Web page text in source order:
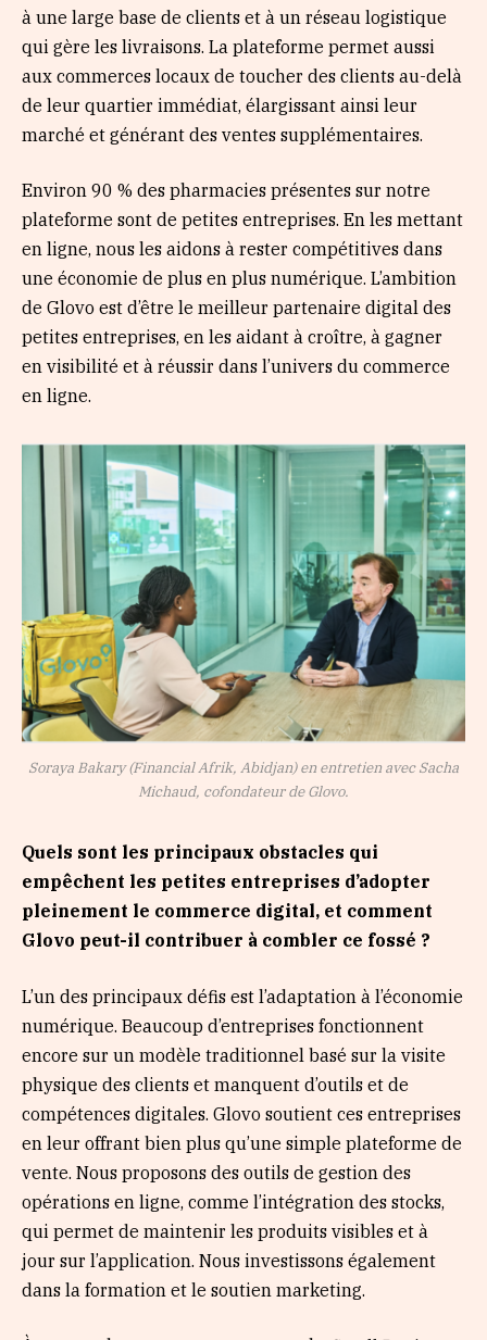
à une large base de clients et à un réseau logistique
qui gère les livraisons. La plateforme permet aussi
aux commerces locaux de toucher des clients au-delà
de leur quartier immédiat, élargissant ainsi leur
marché et générant des ventes supplémentaires.
Environ 90 % des pharmacies présentes sur notre
plateforme sont de petites entreprises. En les mettant
en ligne, nous les aidons à rester compétitives dans
une économie de plus en plus numérique. L’ambition
de Glovo est d’être le meilleur partenaire digital des
petites entreprises, en les aidant à croître, à gagner
en visibilité et à réussir dans l’univers du commerce
en ligne.
Soraya Bakary (Financial Afrik, Abidjan) en entretien avec Sacha
Michaud, cofondateur de Glovo.
Quels sont les principaux obstacles qui
empêchent les petites entreprises d’adopter
pleinement le commerce digital, et comment
Glovo peut-il contribuer à combler ce fossé ?
L’un des principaux défis est l’adaptation à l’économie
numérique. Beaucoup d’entreprises fonctionnent
encore sur un modèle traditionnel basé sur la visite
physique des clients et manquent d’outils et de
compétences digitales. Glovo soutient ces entreprises
en leur offrant bien plus qu’une simple plateforme de
vente. Nous proposons des outils de gestion des
opérations en ligne, comme l’intégration des stocks,
qui permet de maintenir les produits visibles et à
jour sur l’application. Nous investissons également
dans la formation et le soutien marketing.